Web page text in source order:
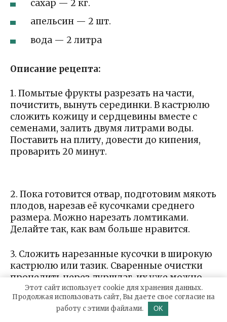
сахар — 2 кг.
апельсин — 2 шт.
вода — 2 литра
Описание рецепта:
1. Помытые фрукты разрезать на части,
почистить, вынуть серединки. В кастрюлю
сложить кожицу и сердцевины вместе с
семенами, залить двумя литрами воды.
Поставить на плиту, довести до кипения,
проварить 20 минут.
2. Пока готовится отвар, подготовим мякоть
плодов, нарезав её кусочками среднего
размера. Можно нарезать ломтиками.
Делайте так, как вам больше нравится.
3. Сложить нарезанные кусочки в широкую
кастрюлю или тазик. Сваренные очистки
процедить через дуршлаг, их уже можно
выбросить, а отваром залить айву.
Поставить на плиту, проварить 10−15 минут.
Этот сайт использует cookie для хранения данных.
Продолжая использовать сайт, Вы даете свое согласие на
работу с этими файлами.
OK